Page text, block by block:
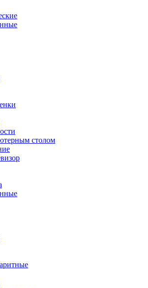
столом